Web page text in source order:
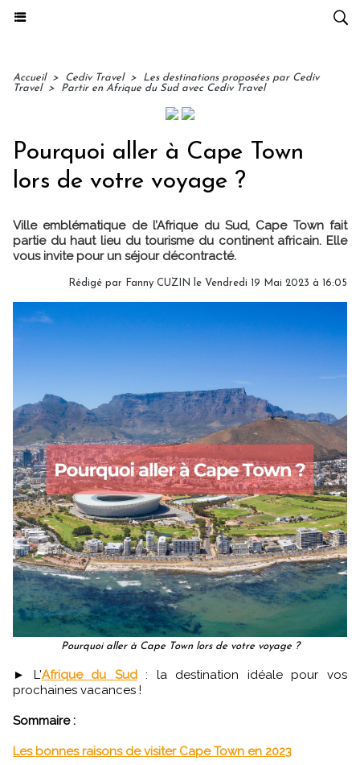
Accueil > Cediv Travel >
Les destinations proposées par Cediv
Travel
> Partir en Afrique du Sud avec Cediv Travel
Pourquoi aller à Cape Town
lors de votre voyage ?
Ville emblématique de l’Afrique du Sud, Cape Town fait
partie du haut lieu du tourisme du continent africain. Elle
vous invite pour un séjour décontracté.
Rédigé par Fanny CUZIN le Vendredi 19 Mai 2023 à 16:05
Pourquoi aller à Cape Town lors de votre voyage ?
► L'Afrique du Sud: la destination idéale pour vos
prochaines vacances !
Sommaire :
Les bonnes raisons de visiter Cape Town en 2023